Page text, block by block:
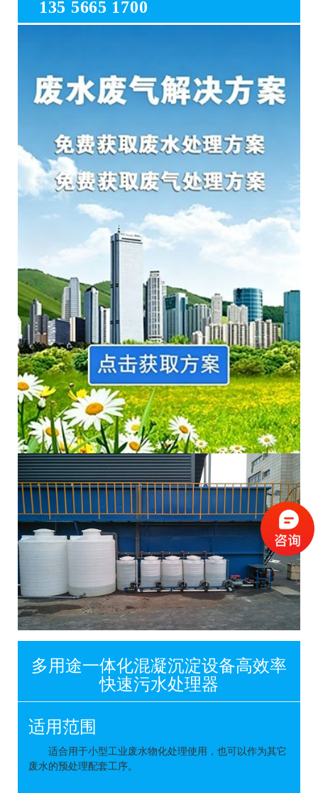
135 5665 1700
多用途一体化混凝沉淀设备高效率
快速污水处理器
适用范围
适合用于小型工业废水物化处理使用，也可以作为其它
废水的预处理配套工序。